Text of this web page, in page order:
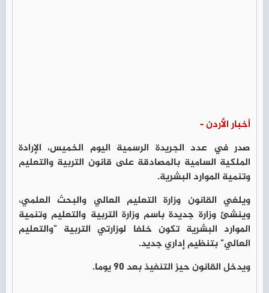
أخبار الأردن -
صدر في عدد الجريدة الرسمية اليوم الخميس، الإرادة
الملكية السامية بالمصادقة على قانون التربية والتعليم
وتنمية الموارد البشرية.
ويلغي القانون وزارة التعليم العالي والبحث العلمي،
وينشئ وزارة جديدة باسم وزارة التربية والتعليم وتنمية
الموارد البشرية تكون خلفا لوزارتي التربية "والتعليم
العالي" بتنظيم إداري جديد.
ويدخل القانون حيز التنفيذ بعد 90 يوما.